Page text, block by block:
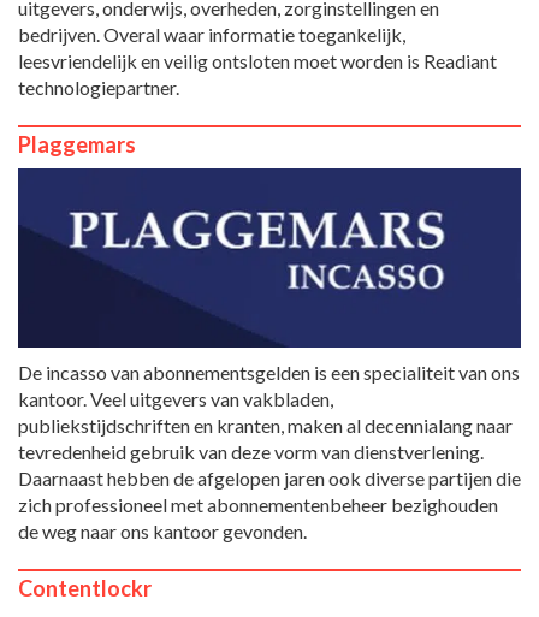
uitgevers, onderwijs, overheden, zorginstellingen en
bedrijven. Overal waar informatie toegankelijk,
leesvriendelijk en veilig ontsloten moet worden is Readiant
technologiepartner.
Plaggemars
De incasso van abonnementsgelden is een specialiteit van ons
kantoor. Veel uitgevers van vakbladen,
publiekstijdschriften en kranten, maken al decennialang naar
tevredenheid gebruik van deze vorm van dienstverlening.
Daarnaast hebben de afgelopen jaren ook diverse partijen die
zich professioneel met abonnementenbeheer bezighouden
de weg naar ons kantoor gevonden.
Contentlockr